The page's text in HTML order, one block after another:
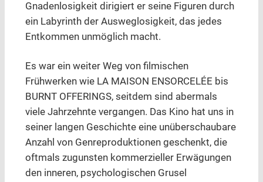
Gnadenlosigkeit dirigiert er seine Figuren durch
ein Labyrinth der Ausweglosigkeit, das jedes
Entkommen unmöglich macht.
Es war ein weiter Weg von filmischen
Frühwerken wie LA MAISON ENSORCELÉE bis
BURNT OFFERINGS, seitdem sind abermals
viele Jahrzehnte vergangen. Das Kino hat uns in
seiner langen Geschichte eine unüberschaubare
Anzahl von Genreproduktionen geschenkt, die
oftmals zugunsten kommerzieller Erwägungen
den inneren, psychologischen Grusel